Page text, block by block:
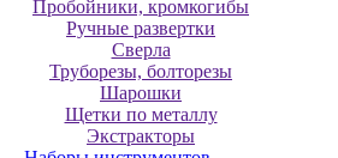
Пробойники, кромкогибы
Ручные развертки
Сверла
Труборезы, болторезы
Шарошки
Щетки по металлу
Экcтpaктopы